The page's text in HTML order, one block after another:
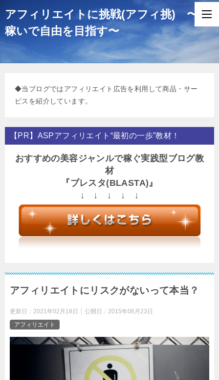
アフィリエイトに挑戦(アフィ挑) 〜
稼いで自由を目指す〜
◆当ブログではアフィリエイト広告を利用して商品・サー
ビスを紹介しています。
【PR】ASPアフィリエイト“最初の一歩”教材！
おすすめの美容ジャンルで稼ぐ実践型ブログ教
材
『ブレスタ(BLASTA)』
↓ ↓ ↓ ↓ ↓
アフィリエイトにリスクがないって本当？
更新日： 2021年02月18日 公開日： 2015年06月23日
アフィリエイト